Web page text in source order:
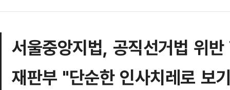
서울중앙지법, 공직선거법 위
재판부 "단순한 인사치레로 보